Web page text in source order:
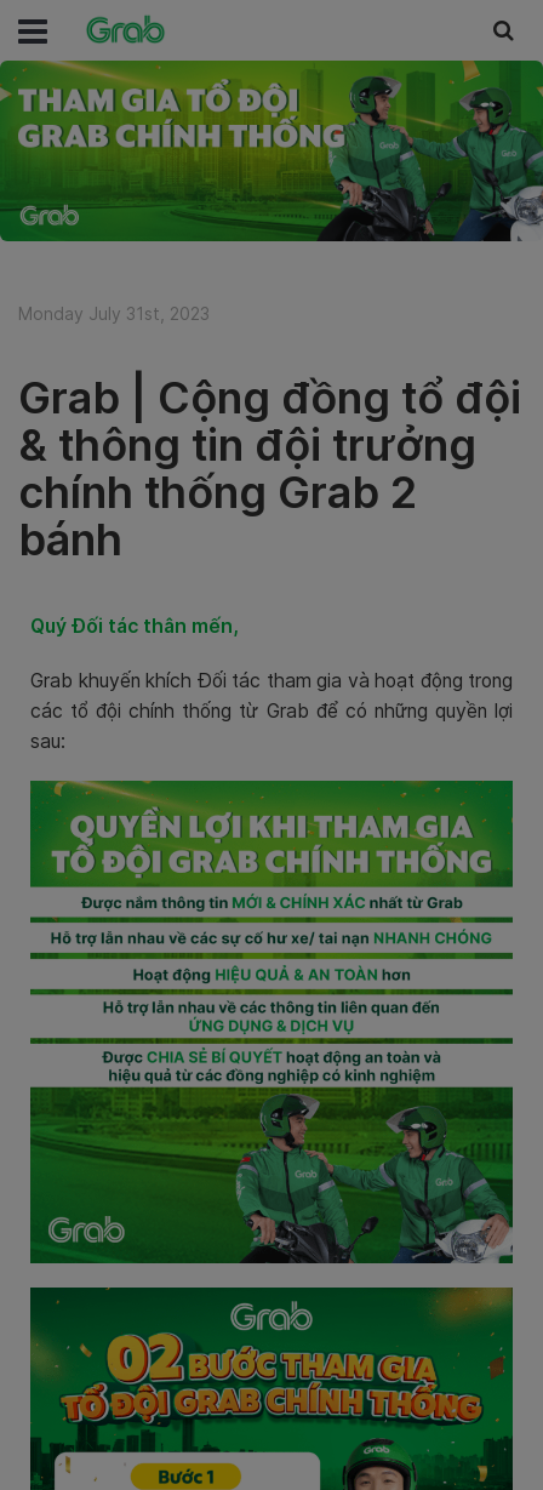
Monday July 31st, 2023
Grab | Cộng đồng tổ đội
& thông tin đội trưởng
chính thống Grab 2
bánh
Quý Đối tác thân mến,
Grab khuyến khích Đối tác tham gia và hoạt động trong
các tổ đội chính thống từ Grab để có những quyền lợi
sau: